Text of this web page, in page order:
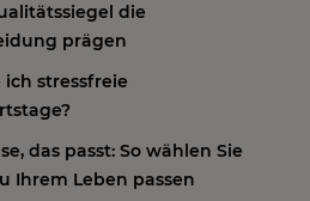
die
prägen
stressfreie
das passt: So wählen Sie
Ihrem Leben passen